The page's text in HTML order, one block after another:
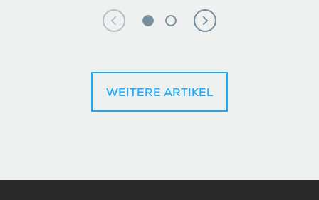
WEITERE ARTIKEL